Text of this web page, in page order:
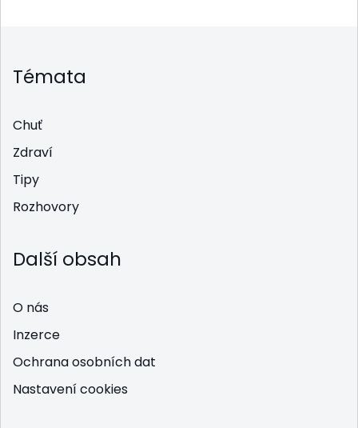
Témata
Chuť
Zdraví
Tipy
Rozhovory
Další obsah
O nás
Inzerce
Ochrana osobních dat
Nastavení cookies